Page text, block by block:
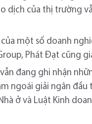
dịch của thị trường
một số doanh
Phát Đạt cũng
đang ghi nhận
ngoái giải ngân
ở và Luật Kinh